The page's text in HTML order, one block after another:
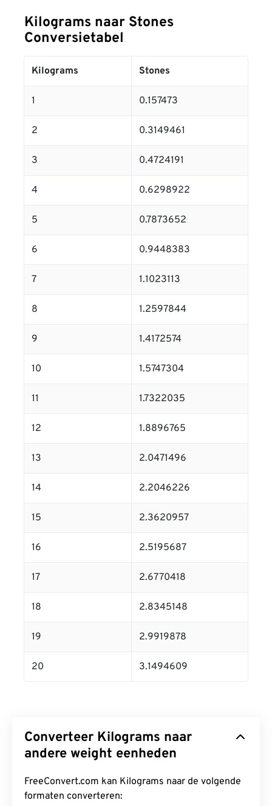
Kilograms naar Stones
Conversietabel
Kilograms Stones
1 0.157473
2 0.3149461
3 0.4724191
4 0.6298922
5 0.7873652
6 0.9448383
7 1.1023113
8 1.2597844
9 1.4172574
10 1.5747304
11 1.7322035
12 1.8896765
13 2.0471496
14 2.2046226
15 2.3620957
16 2.5195687
17 2.6770418
18 2.8345148
19 2.9919878
20 3.1494609
Converteer Kilograms naar
andere weight eenheden
FreeConvert.com kan Kilograms naar de volgende
formaten converteren: